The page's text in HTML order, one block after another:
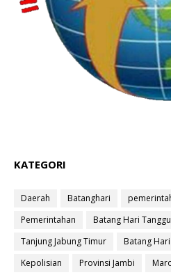
KATEGORI
Daerah Batanghari
Pemerintahan
Batang Hari
Tanjung Jabung Timur
Batang Hari
Kepolisian
Provinsi Jambi